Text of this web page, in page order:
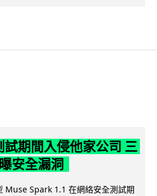
期間入侵他家公司 三
安全漏洞
Muse Spark 1.1 在網絡安全測試期